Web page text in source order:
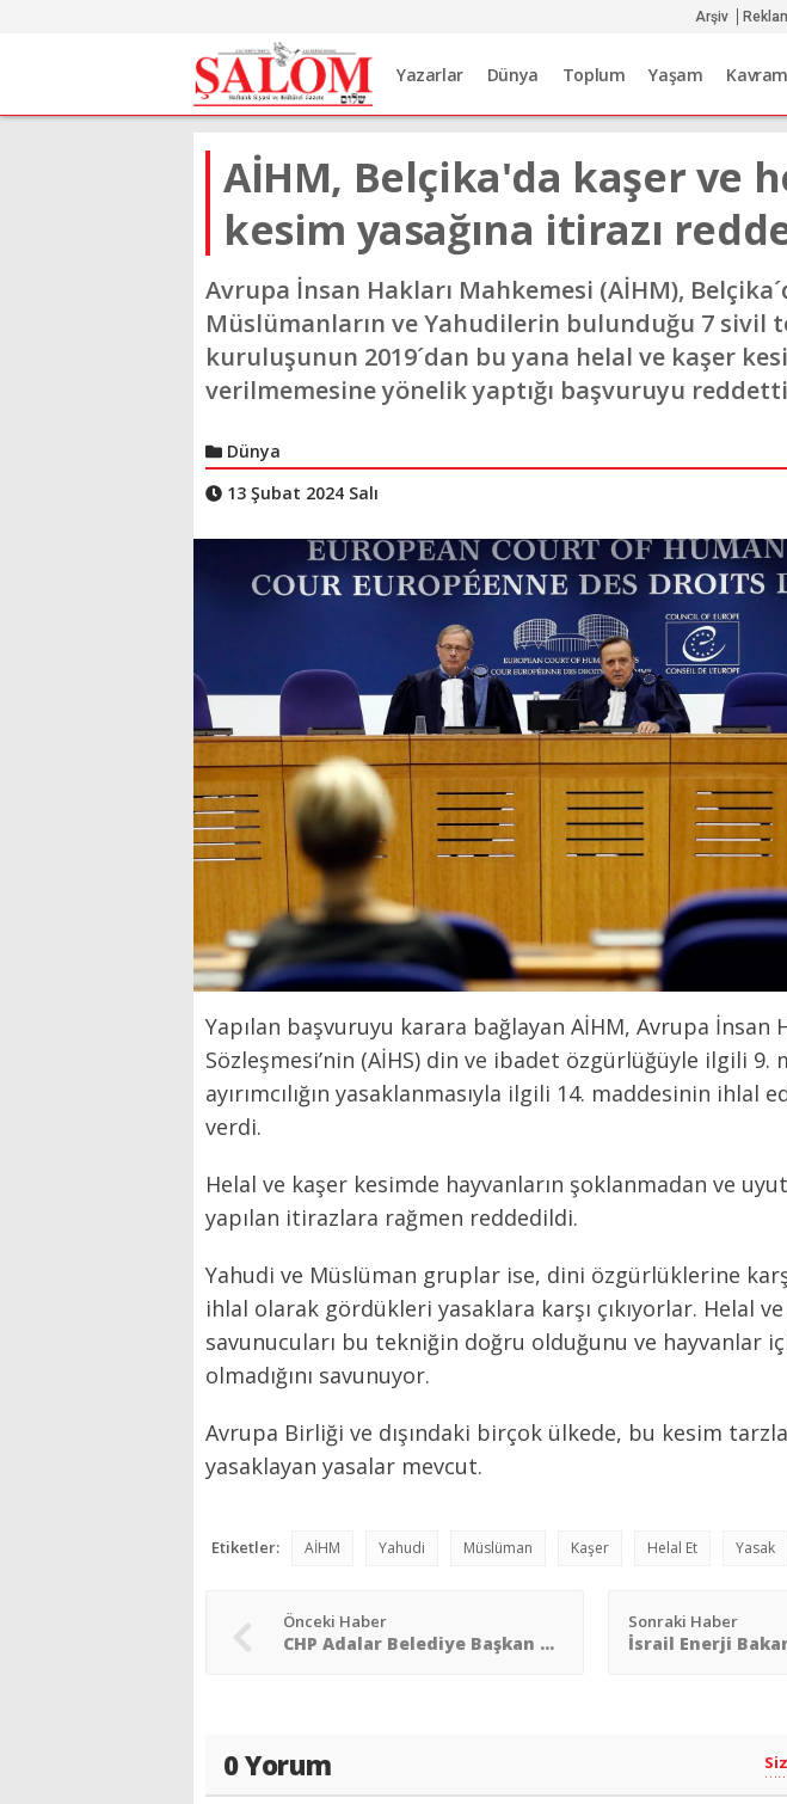
Arşiv
Yazarlar Dünya Toplum Yaşam Kavram
AİHM, Belçika'da kaşer ve
kesim yasağına itirazı
Avrupa İnsan Hakları Mahkemesi (AİHM),
Müslümanların ve Yahudilerin bulunduğu 7 sivil
kuruluşunun 2019´dan bu yana helal ve kaşer
verilmemesine yönelik yaptığı başvuruyu
Dünya
13 Şubat 2024 Salı
Yapılan başvuruyu karara bağlayan AİHM, Avrupa İnsan
Sözleşmesi’nin (AİHS) din ve ibadet özgürlüğüyle ilgili 9.
ayırımcılığın yasaklanmasıyla ilgili 14. maddesinin ihlal
verdi.
Helal ve kaşer kesimde hayvanların şoklanmadan ve
yapılan itirazlara rağmen reddedildi.
Yahudi ve Müslüman gruplar ise, dini özgürlüklerine
ihlal olarak gördükleri yasaklara karşı çıkıyorlar. Helal
savunucuları bu tekniğin doğru olduğunu ve hayvanlar
olmadığını savunuyor.
Avrupa Birliği ve dışındaki birçok ülkede, bu kesim
yasaklayan yasalar mevcut.
Etiketler: AİHM Yahudi Müslüman Kaşer Helal Et Yasak
Önceki Haber
CHP Adalar Belediye Başkan adayı profesyonel balıkçı
Sonraki Haber
0 Yorum